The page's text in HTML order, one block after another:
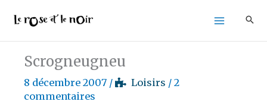
contenu
Scrogneugneu
8 décembre 2007 / Loisirs / 2
commentaires